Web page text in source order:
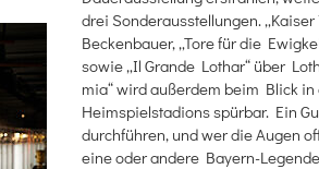
drei Sonderausstellungen.
Beckenbauer, „Tore für die
sowie „Il Grande Lothar“ über
mia“ wird außerdem beim Blick
Heimspielstadions spürbar. Ein
durchführen, und wer die Augen
eine oder andere Bayern-